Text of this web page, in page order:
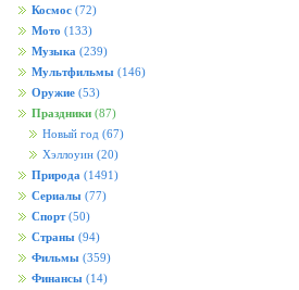
Космос (72)
Мото (133)
Музыка (239)
Мультфильмы (146)
Оружие (53)
Праздники (87)
Новый год (67)
Хэллоуин (20)
Природа (1491)
Сериалы (77)
Спорт (50)
Страны (94)
Фильмы (359)
Финансы (14)